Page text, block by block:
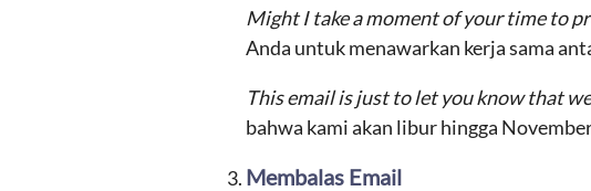
Might I take a moment of your time to
Anda untuk menawarkan kerja sama
This email is just to let you know that
bahwa kami akan libur hingga
Membalas Email